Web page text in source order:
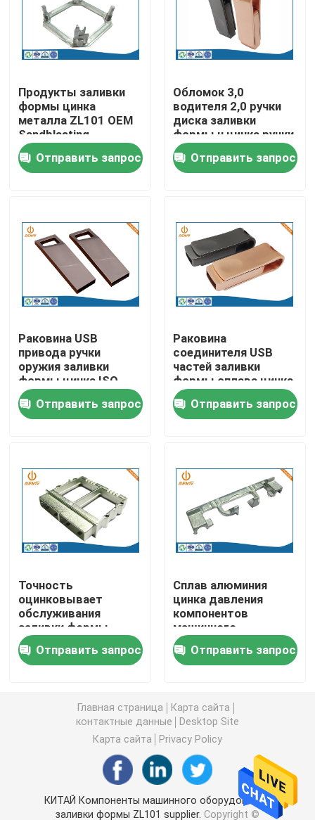
Главная страница
Продукция
Наша фабрика
контроль качества
Новости
Алюминиевая заливка формы
Части CNC подвергая механической обработке
Части CNC поворачивая
Части CNC филируя
Изготовленные на заказ электронные приложения
Пластиковые прессформы впрыски
прессформа заливки формы
Автозапчасти заливки формы
Продукты заливки
формы цинка
металла ZL101 OEM
Sandblasting
полировать
Отправить запрос
Обломок 3,0
водителя 2,0 ручки
диска заливки
формы u цинка ручки
памяти USB
Отправить запрос
Раковина USB
привода ручки
оружия заливки
формы цинка ISO
TS16949 EICC
внезапная
Отправить запрос
Раковина
соединителя USB
частей заливки
формы сплава цинка
Ra0.8 Ra3.2
изготовленная на
заказ
Отправить запрос
Точность
оцинковывает
обслуживания
заливки формы
сплава для
электронного
соединителя
Отправить запрос
Сплав алюминия
цинка давления
компонентов
машинного
оборудования
заливки формы
ZL101
Отправить запрос
Главная страница
Карта сайта
контактные данные
Desktop Site
Карта сайта
Privacy Policy
КИТАЙ Компоненты машинного оборудования
заливки формы ZL101 supplier. Copyright ©